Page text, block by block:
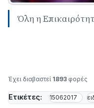
Όλη η
Έχει διαβαστεί 1893 φορές
Ετικέτες: 15062017